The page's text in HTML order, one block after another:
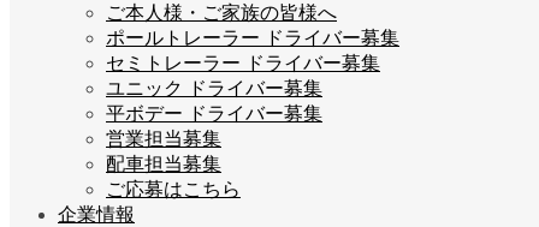
ご本人様・ご家族の皆様へ
ポールトレーラー ドライバー募集
セミトレーラー ドライバー募集
ユニック ドライバー募集
平ボデー ドライバー募集
営業担当募集
配車担当募集
ご応募はこちら
企業情報